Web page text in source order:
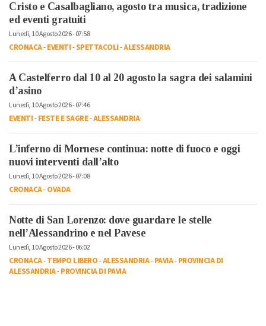
Cristo e Casalbagliano, agosto tra musica, tradizione
ed eventi gratuiti
Lunedì, 10 Agosto 2026 - 07:58
CRONACA-EVENTI-SPETTACOLI-ALESSANDRIA
A Castelferro dal 10 al 20 agosto la sagra dei salamini
d’asino
Lunedì, 10 Agosto 2026 - 07:46
EVENTI-FESTE E SAGRE-ALESSANDRIA
L’inferno di Mornese continua: notte di fuoco e oggi
nuovi interventi dall’alto
Lunedì, 10 Agosto 2026 - 07:08
CRONACA-OVADA
Notte di San Lorenzo: dove guardare le stelle
nell’Alessandrino e nel Pavese
Lunedì, 10 Agosto 2026 - 06:02
CRONACA-TEMPO LIBERO-ALESSANDRIA-PAVIA-PROVINCIA DI
ALESSANDRIA-PROVINCIA DI PAVIA